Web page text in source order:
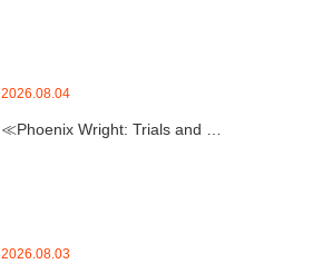
2026.08.04
≪Phoenix Wright: Trials and …
2026.08.03